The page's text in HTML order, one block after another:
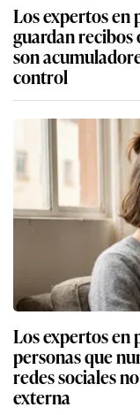
Los expertos en
guardan recibos
son
control
Los expertos en
personas que
redes sociales
externa